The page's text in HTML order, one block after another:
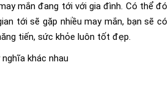
mắn đang tới với gia đình. Có thể đó
tới sẽ gặp nhiều may mắn, bạn sẽ có
tiến, sức khỏe luôn tốt đẹp.
khác nhau